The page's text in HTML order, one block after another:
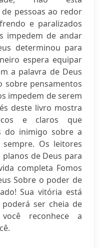
pessoas ao redor
e paralizados
impedem de andar
determinou para
espera equipar
a palavra de Deus
sobre pensamentos
impedem de serem
deste livro mostra
e claros que
do inimigo sobre a
Os leitores
de Deus para
completa Fomos
Sobre o poder de
Sua vitória está
ser cheia de
reconhece a